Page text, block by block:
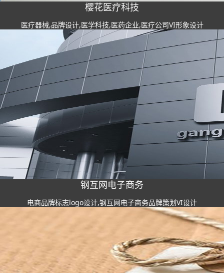
樱花医疗科技
医疗器械,品牌设计,医学科技,医药企业,医疗公司VI形象设计
钢互网电子商务
电商品牌标志logo设计,钢互网电子商务品牌策划VI设计